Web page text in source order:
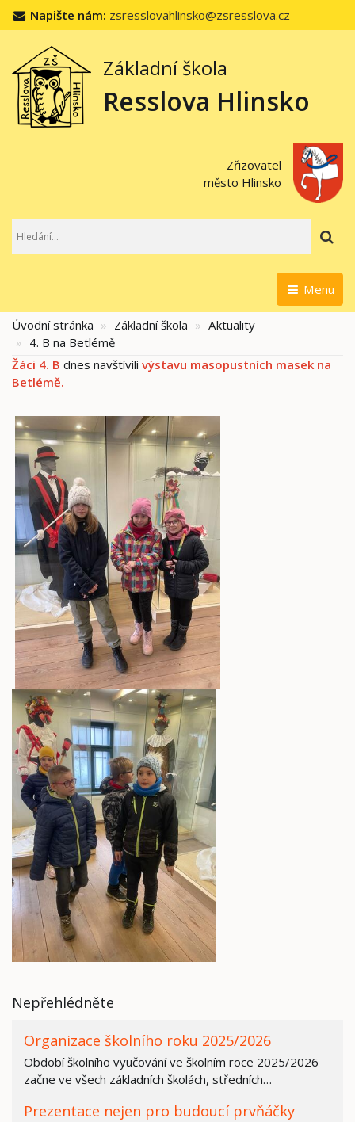
Napište nám: zsresslovahlinsko@zsresslova.cz
Základní škola
Resslova Hlinsko
Zřizovatel
město Hlinsko
Menu
Úvodní stránka Základní škola
Aktuality
4. B na Betlémě
Žáci 4. B dnes navštívili výstavu masopustních masek na
Betlémě.
Nepřehlédněte
Organizace školního roku 2025/2026
Období školního vyučování ve školním roce 2025/2026
začne ve všech základních školách, středních…
Prezentace nejen pro budoucí prvňáčky